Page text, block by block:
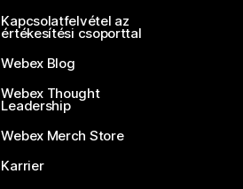
Kapcsolatfelvétel az
értékesítési csoporttal
Webex Blog
Webex Thought
Leadership
Webex Merch Store
Karrier